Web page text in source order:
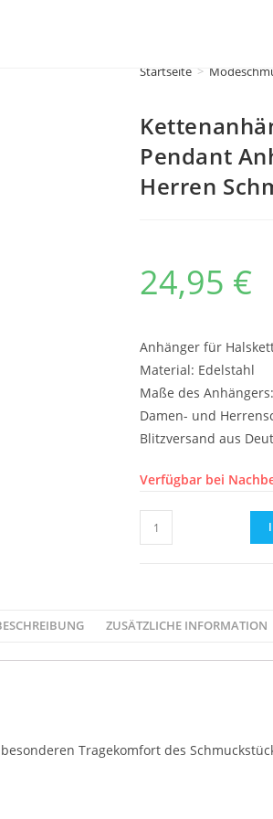
Startseite >
Pendant
Herren
24,95 €
Anhänger für
Material: Edelstahl
Maße des
Damen- und
Blitzversand aus
Verfügbar bei
ZUSÄTZLICHE INFORMATION
Tragekomfort des